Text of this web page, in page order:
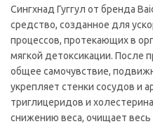
Сингхнад Гуггул от бренда
средство, созданное для
процессов, протекающих в
мягкой детоксикации. После
общее самочувствие,
укрепляет стенки сосудов и
триглицеридов и
снижению веса, очищает